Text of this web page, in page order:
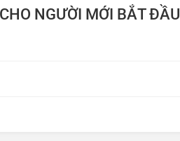
NGƯỜI MỚI BẮT ĐẦU